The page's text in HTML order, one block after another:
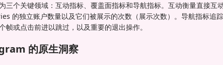
三个关键领域：互动指标、覆盖面指标和导航指标。互动衡量直接互
的独立账户数量以及它们被展示的次数（展示次数）。导航指标追
帧或点击前进以跳过，以及重要的退出操作。
的原生洞察